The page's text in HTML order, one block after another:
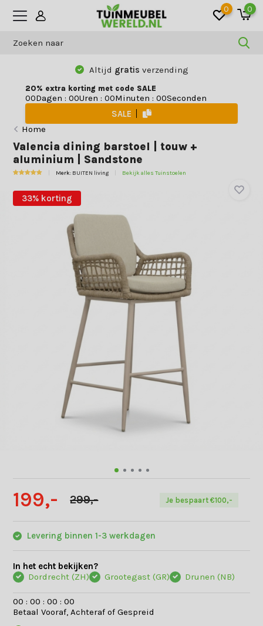
0 0
Altijd gratis verzending
20% extra korting met code SALE
00Dagen : 00Uren : 00Minuten : 00Seconden
SALE
Home
Valencia dining barstoel | touw +
aluminium | Sandstone
Merk: BUITEN living Bekijk alles Tuinstoelen
33% korting
199,- 299,- Je bespaart €100,-
Levering binnen 1-3 werkdagen
In het echt bekijken?
Dordrecht (ZH)
Grootegast (GR) Drunen (NB)
00 :00 :00 :00
Betaal Vooraf, Achteraf of Gespreid